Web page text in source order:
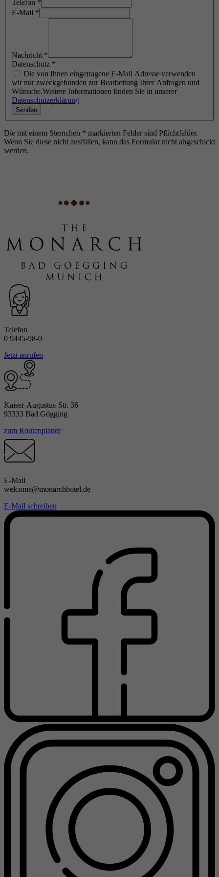
Telefon *
E-Mail *
Nachricht *
Datenschutz *
wir nur zweckgebunden zur Bearbeitung Ihrer Anfragen und
Wünsche.Weitere Informationen finden Sie in unserer
Datenschutzerklärung
Die mit einem Sternchen * markierten Felder sind Pflichtfelder.
Wenn Sie diese nicht ausfüllen, kann das Formular nicht abgeschickt
werden.
Telefon
0 9445-98-0
Jetzt anrufen
Kaiser-Augustus-Str. 36
93333 Bad Gögging
zum Routenplaner
E-Mail
welcome@monarchhotel.de
E-Mail schreiben
aus der sie stammen, und die Seiten in
Name
Anbieter Google Analytics
Laufzeit 2 Monate
Zweck
Dieses Cookie wird von Google Analytics
verwendet, um die Benutzerinteraktion mit der
Website zu verstehen.
Google Tag Manager/Google Analytics
Zweck
Google Tag manager/Google Analytics
Ergänzung zur Ermöglichung der Erfassung
von Nutzungsstatistik.
und die Werbung zu messen und zu verbessern.
Der Cookie verfolgt auch das Verhalten des
speichern Informationen darüber, was Sie auf
unserer Website sehen, aber nicht darüber, wer
Sie sind.